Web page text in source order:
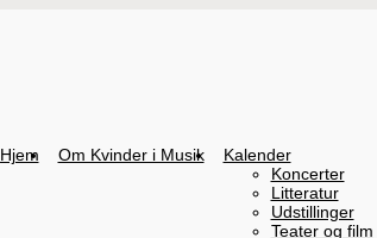
Hjem Om Kvinder i Musik
Kalender
Koncerter
Litteratur
Udstillinger
Teater og film